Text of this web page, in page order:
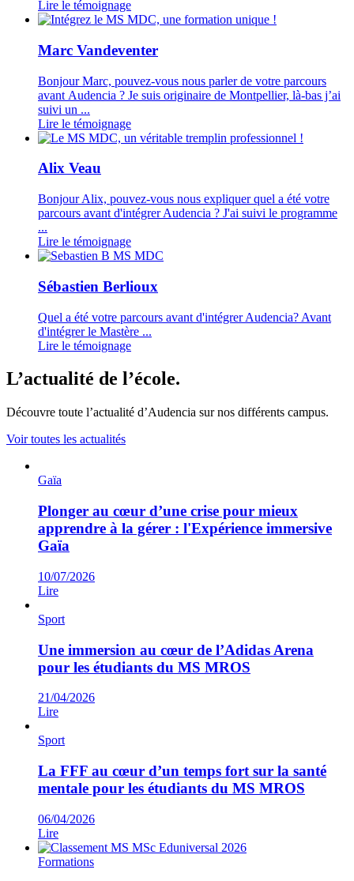
Lire le témoignage
Marc Vandeventer
Bonjour Marc, pouvez-vous nous parler de votre parcours
avant Audencia ? Je suis originaire de Montpellier, là-bas j’ai
suivi un ...
Lire le témoignage
Alix Veau
Bonjour Alix, pouvez-vous nous expliquer quel a été votre
parcours avant d'intégrer Audencia ? J'ai suivi le programme
...
Lire le témoignage
Sébastien Berlioux
Quel a été votre parcours avant d'intégrer Audencia? Avant
d'intégrer le Mastère ...
Lire le témoignage
L’actualité de l’école.
Découvre toute l’actualité d’Audencia sur nos différents campus.
Voir toutes les actualités
Gaïa
Plonger au cœur d’une crise pour mieux
apprendre à la gérer : l'Expérience immersive
Gaïa
10/07/2026
Lire
Sport
Une immersion au cœur de l’Adidas Arena
pour les étudiants du MS MROS
21/04/2026
Lire
Sport
La FFF au cœur d’un temps fort sur la santé
mentale pour les étudiants du MS MROS
06/04/2026
Lire
Formations